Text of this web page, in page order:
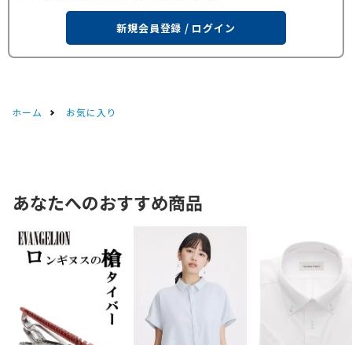
新規会員登録 / ログイン
ホーム お気に入り